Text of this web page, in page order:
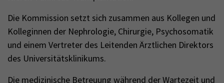
Die Kommission setzt sich zusammen aus Kollegen und
Kolleginnen der Nephrologie, Chirurgie, Psychosomatik
und einem Vertreter des Leitenden Ärztlichen Direktors
des Universitätsklinikums.
Die medizinische Betreuung während der Wartezeit und